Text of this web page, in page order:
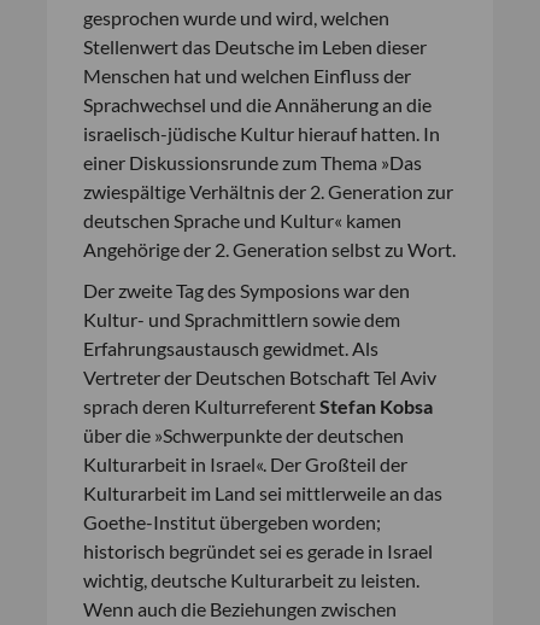
gesprochen wurde und wird, welchen
Stellenwert das Deutsche im Leben dieser
Menschen hat und welchen Einfluss der
Sprachwechsel und die Annäherung an die
israelisch-jüdische Kultur hierauf hatten. In
einer Diskussionsrunde zum Thema »Das
zwiespältige Verhältnis der 2. Generation zur
deutschen Sprache und Kultur« kamen
Angehörige der 2. Generation selbst zu Wort.
Der zweite Tag des Symposions war den
Kultur- und Sprachmittlern sowie dem
Erfahrungsaustausch gewidmet. Als
Vertreter der Deutschen Botschaft Tel Aviv
sprach deren KulturreferentStefan Kobsa
über die »Schwerpunkte der deutschen
Kulturarbeit in Israel«. Der Großteil der
Kulturarbeit im Land sei mittlerweile an das
Goethe-Institut übergeben worden;
historisch begründet sei es gerade in Israel
wichtig, deutsche Kulturarbeit zu leisten.
Wenn auch die Beziehungen zwischen